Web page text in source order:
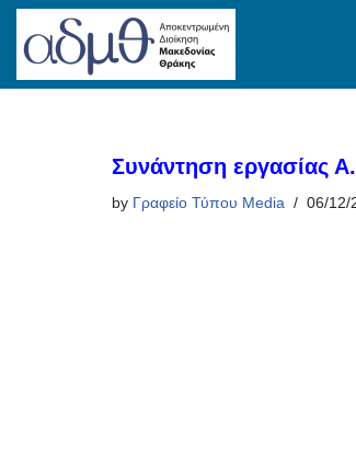
Skip
to
Συνάντηση εργασίας
by Γραφείο Τύπου Media 06/12/